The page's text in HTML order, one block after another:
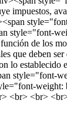
impuestos,
style="font-
de los
que deben
lo establecido
style="font-
weight:
<br> <br>